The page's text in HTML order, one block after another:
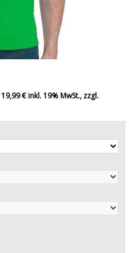
19,99 €inkl. 19% MwSt., zzgl.